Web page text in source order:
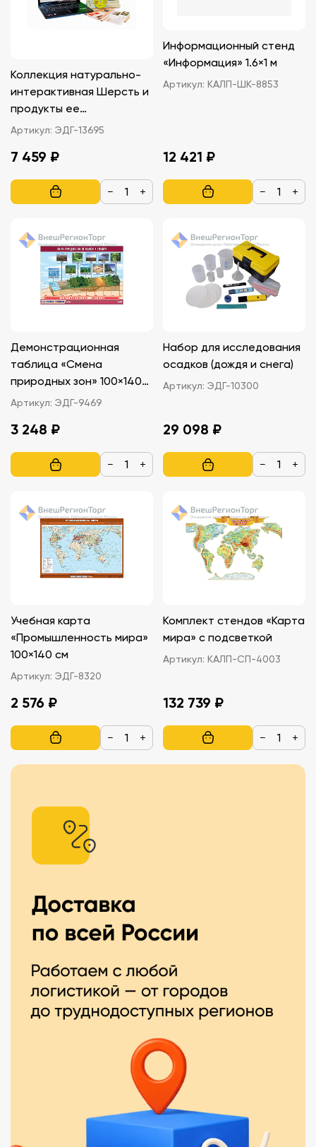
Коллекция натурально-
интерактивная Шерсть и
продукты ее
переработки
Артикул: ЭДГ-13695
7 459 ₽
− +
Информационный стенд
«Информация» 1.6×1 м
Артикул: КАЛП-ШК-8853
12 421 ₽
− +
Демонстрационная
таблица «Смена
природных зон» 100×140
см
Артикул: ЭДГ-9469
3 248 ₽
− +
Набор для исследования
осадков (дождя и снега)
Артикул: ЭДГ-10300
29 098 ₽
− +
Учебная карта
«Промышленность мира»
100×140 см
Артикул: ЭДГ-8320
2 576 ₽
− +
Комплект стендов «Карта
мира» с подсветкой
Артикул: КАЛП-СП-4003
132 739 ₽
− +